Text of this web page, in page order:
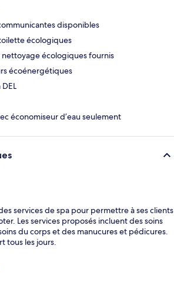
disponibles
écologiques
nettoyage écologiques fournis
écoénergétiques
économiseur d’eau seulement
services de spa pour permettre à ses clients
Les services proposés incluent des soins
du corps et des manucures et pédicures.
tous les jours.